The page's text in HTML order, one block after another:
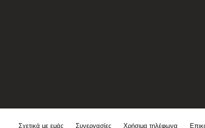
Σχετικά με εμάς Συνεργασίες Χρήσιμα τηλέφωνα